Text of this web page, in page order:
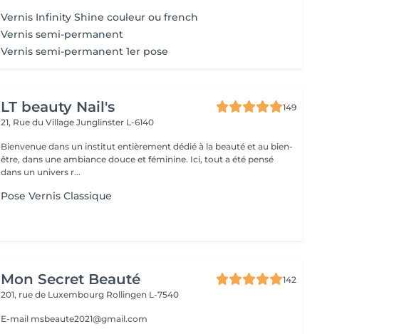
Vernis Infinity Shine couleur ou french
Vernis semi-permanent
Vernis semi-permanent 1er pose
LT beauty Nail's
149
21, Rue du VillageJunglinster L-6140
Bienvenue dans un institut entièrement dédié à la beauté et au bien-
être, dans une ambiance douce et féminine. Ici, tout a été pensé
dans un univers r...
Pose Vernis Classique
Mon Secret Beauté
142
201, rue de Luxembourg Rollingen L-7540
E-mail msbeaute2021@gmail.com